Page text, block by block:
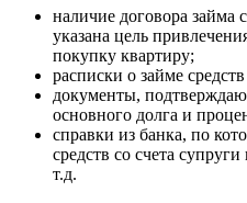
наличие договора займа
указана цель
покупку квартиру;
расписки о займе
документы,
основного долга и
справки из банка, по
средств со счета
т.д.